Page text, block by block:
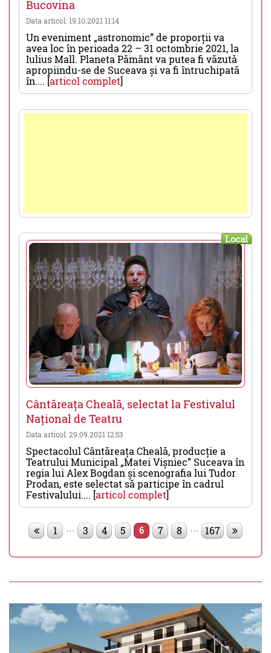
Bucovina
Data articol: 19.10.2021 11:14
Un eveniment „astronomic” de proporții va
avea loc în perioada 22 – 31 octombrie 2021, la
Iulius Mall. Planeta Pământ va putea fi văzută
apropiindu-se de Suceava și va fi întruchipată
în.... [articol complet]
Local
Cântăreața Cheală, selectat la Festivalul
Național de Teatru
Data articol: 29.09.2021 12:53
Spectacolul Cântăreața Cheală, producție a
Teatrului Municipal „Matei Vișniec” Suceava în
regia lui Alex Bogdan și scenografia lui Tudor
Prodan, este selectat să participe în cadrul
Festivalului.... [articol complet]
1 … 3 4 5 6 7 8 … 167